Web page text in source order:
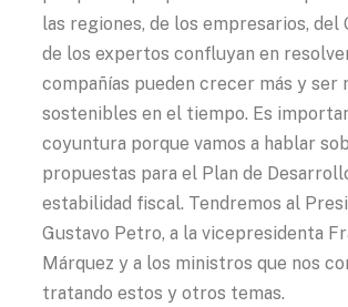
las regiones, de los empresarios, del
de los expertos confluyan en
compañías pueden crecer más y ser
sostenibles en el tiempo. Es
coyuntura porque vamos a hablar
propuestas para el Plan de
estabilidad fiscal. Tendremos al
Gustavo Petro, a la vicepresidenta
Márquez y a los ministros que nos
tratando estos y otros temas.